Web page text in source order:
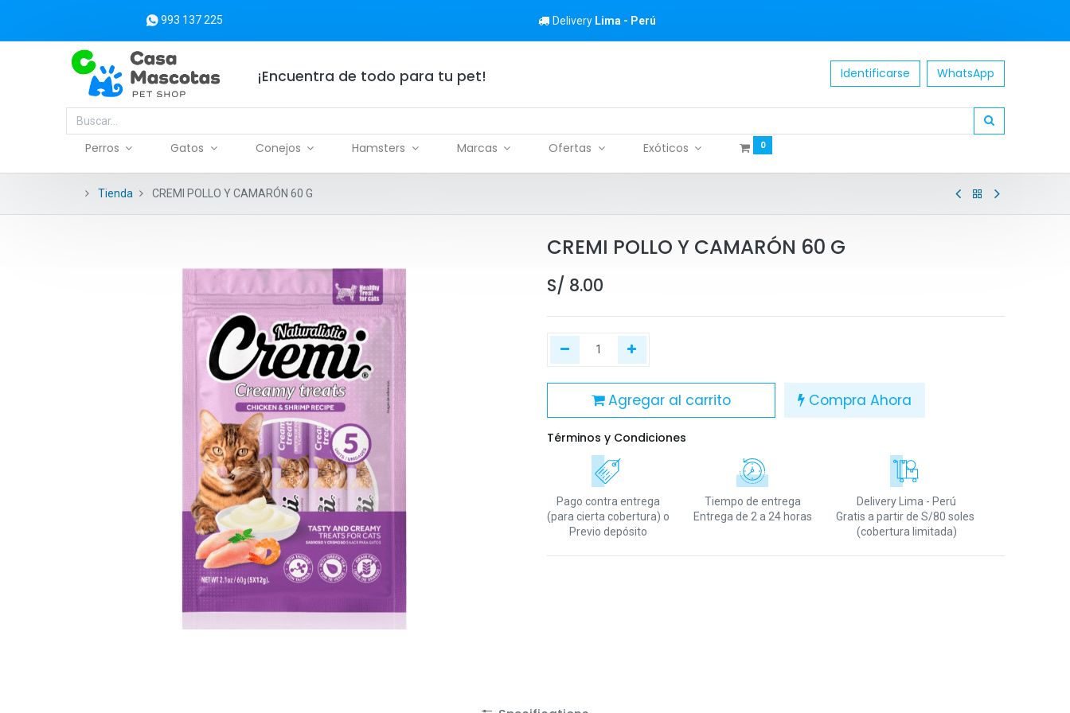
993 137 225 Delivery Lima - Perú
¡Encuentra de todo para tu pet! Identificarse WhatsApp
Perros Gatos Conejos Hamsters Marcas Ofertas Exóticos 0
Tienda CREMI POLLO Y CAMARÓN 60 G
CREMI POLLO Y CAMARÓN 60 G
S/ 8.00
Agregar al carrito Compra Ahora
Términos y Condiciones
Pago contra entrega
(para cierta cobertura) o
Previo depósito
Tiempo de entrega
Entrega de 2 a 24 horas
Delivery Lima - Perú
Gratis a partir de S/80 soles
(cobertura limitada)